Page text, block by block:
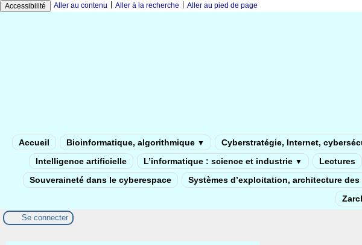
Accessibilité Aller au contenu Aller à la recherche Aller au pied de page
Accueil Bioinformatique, algorithmique ▼ Cyberstratégie, Internet,
Intelligence artificielle
L’informatique : science et industrie ▼ Lectures
Souveraineté dans le cyberespace
Systèmes d’exploitation, architecture
Se connecter